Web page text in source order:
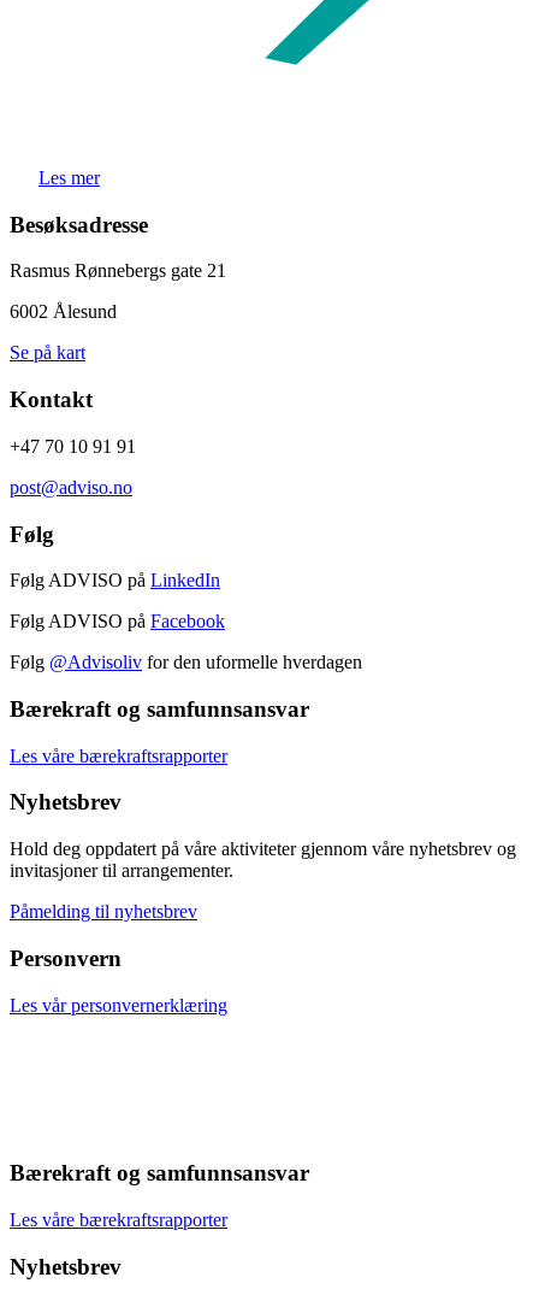
Les mer
Besøksadresse
Rasmus Rønnebergs gate 21
6002 Ålesund
Se på kart
Kontakt
+47 70 10 91 91
post@adviso.no
Følg
Følg ADVISO på LinkedIn
Følg ADVISO på Facebook
Følg @Advisoliv for den uformelle hverdagen
Bærekraft og samfunnsansvar
Les våre bærekraftsrapporter
Nyhetsbrev
Hold deg oppdatert på våre aktiviteter gjennom våre nyhetsbrev og
invitasjoner til arrangementer.
Påmelding til nyhetsbrev
Personvern
Les vår personvernerklæring
Bærekraft og samfunnsansvar
Les våre bærekraftsrapporter
Nyhetsbrev